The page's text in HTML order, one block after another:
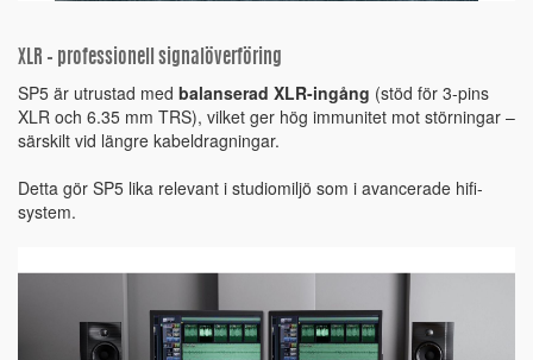
XLR – professionell signalöverföring
SP5 är utrustad med balanserad XLR-ingång (stöd för 3-pins
XLR och 6.35 mm TRS), vilket ger hög immunitet mot störningar –
särskilt vid längre kabeldragningar.
Detta gör SP5 lika relevant i studiomiljö som i avancerade hifi-
system.